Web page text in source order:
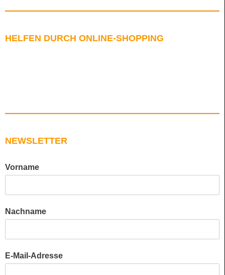
HELFEN DURCH ONLINE-SHOPPING
NEWSLETTER
Vorname
Nachname
E-Mail-Adresse